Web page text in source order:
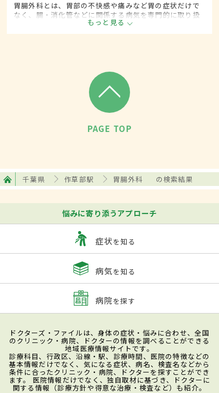
胃腸外科とは、胃部の不快感や痛みなど胃の症状だけで
なく、腸・消化管などに関係する病気を専門的に取り扱
う外科の一領域です。平成20年4月の制度改正前は、胃
腸科と呼ばれていました。
もっと見る
PAGE TOP
千葉県 作草部駅 胃腸外科 の検索結果
悩みに寄り添うアプローチ
症状を知る
病気を知る
病院を探す
ドクターズ・ファイルは、身体の症状・悩みに合わせ、全国
のクリニック・病院、ドクターの情報を調べることができる
地域医療情報サイトです。
診療科目、行政区、沿線・駅、診療時間、医院の特徴などの
基本情報だけでなく、気になる症状、病名、検査名などから
条件に合ったクリニック・病院、ドクターを探すことができ
ます。 医院情報だけでなく、独自取材に基づき、ドクターに
関する情報（診療方針や得意な治療・検査など）も紹介。